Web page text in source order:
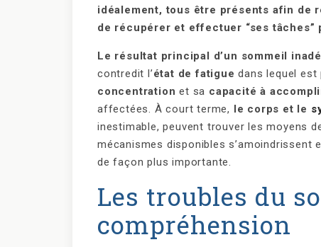
idéalement, tous être présents afin de
de récupérer et effectuer “ses
Le résultat principal d’un sommeil
contredit l’état de fatigue dans lequel est
concentration et sa capacité à
affectées. À court terme, le corps et le
inestimable, peuvent trouver les moyens
mécanismes disponibles s’amoindrissent
de façon plus importante.
Les troubles du
compréhension